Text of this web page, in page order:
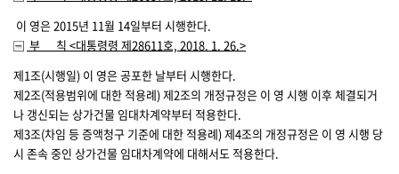
이 영은 2015년 11월 14일부터 시행한다.
부 칙 <대통령령 제28611호, 2018. 1. 26.>
제1조(시행일) 이 영은 공포한 날부터 시행한다.
제2조(적용범위에 대한 적용례)제2조의 개정규정은 이 영 시행 이후 체결되거
나 갱신되는 상가건물 임대차계약부터 적용한다.
제3조(차임 등 증액청구 기준에 대한 적용례)제4조의 개정규정은 이 영 시행 당
시 존속 중인 상가건물 임대차계약에 대해서도 적용한다.